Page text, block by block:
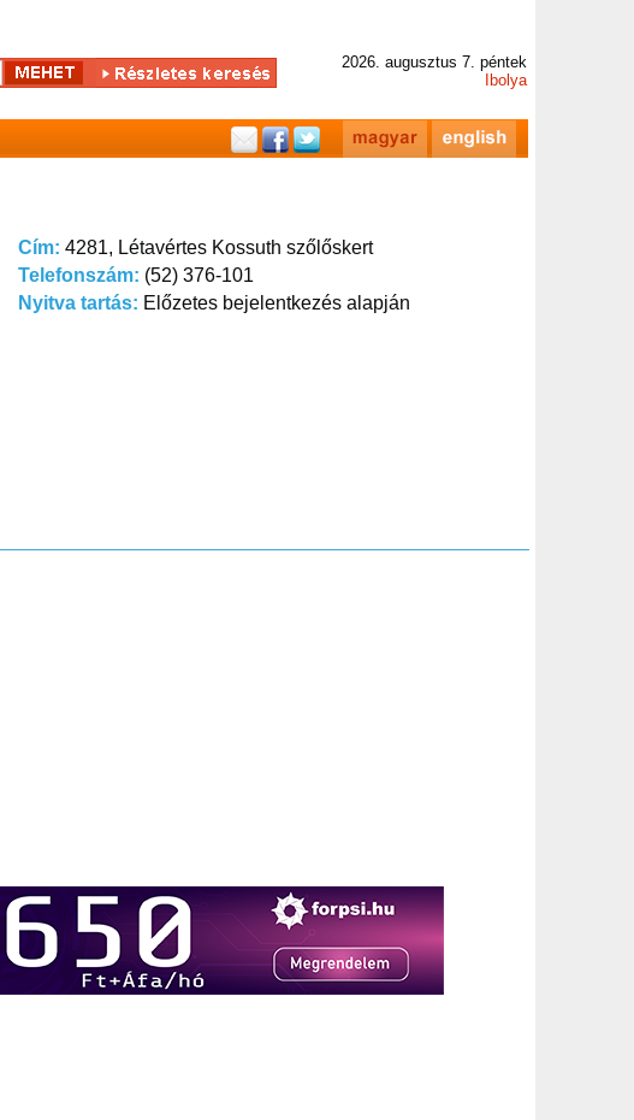
2026. augusztus 7. péntek
Ibolya
Cím: 4281, Létavértes Kossuth szőlőskert
Telefonszám: (52) 376-101
Nyitva tartás: Előzetes bejelentkezés alapján